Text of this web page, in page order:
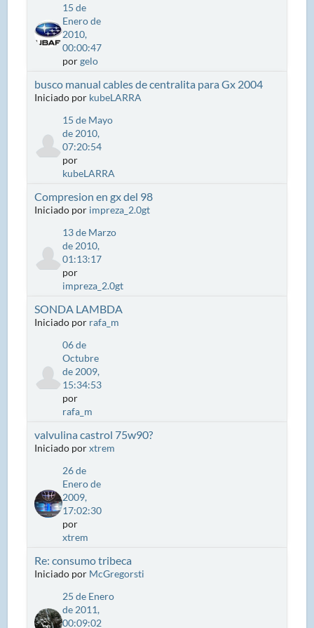
15 de
Enero de
2010,
00:00:47
porgelo
busco manual cables de centralita para Gx 2004
Iniciado por kubeLARRA
15 de Mayo
de 2010,
07:20:54
por
kubeLARRA
Compresion en gx del 98
Iniciado por impreza_2.0gt
13 de Marzo
de 2010,
01:13:17
por
impreza_2.0gt
SONDA LAMBDA
Iniciado por rafa_m
06 de
Octubre
de 2009,
15:34:53
por
rafa_m
valvulina castrol 75w90?
Iniciado porxtrem
26 de
Enero de
2009,
17:02:30
por
xtrem
Re: consumo tribeca
Iniciado por McGregorsti
25 de Enero
de 2011,
00:09:02